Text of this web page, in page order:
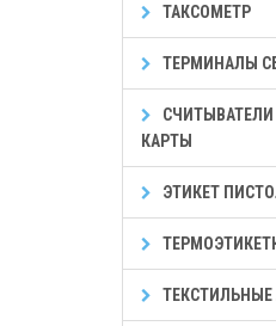
ТАКСОМЕТР
ТЕРМИНАЛЫ
КАРТЫ
ЭТИКЕТ
ТЕКСТИЛЬНЫЕ